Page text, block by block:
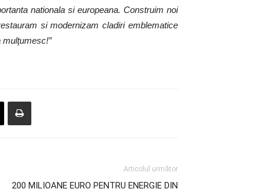
nationala si europeana. Construim noi
si modernizam cladiri emblematice
Articolul următor
200 MILIOANE EURO PENTRU ENERGIE DIN